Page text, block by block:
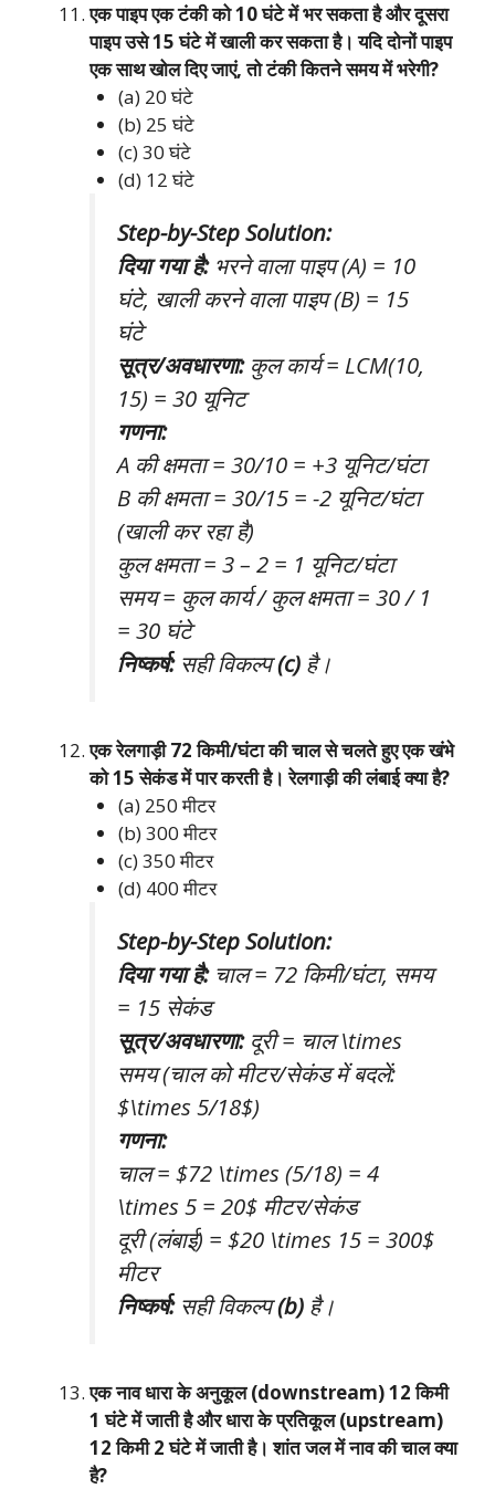
एक पाइप एक टंकी को 10 घंटे में भर सकता है और दूसरा
पाइप उसे 15 घंटे में खाली कर सकता है। यदि दोनों पाइप
एक साथ खोल दिए जाएं, तो टंकी कितने समय में भरेगी?
(a) 20 घंटे
(b) 25 घंटे
(c) 30 घंटे
(d) 12 घंटे
Step-by-Step Solution:
दिया गया है:भरने वाला पाइप (A) = 10
घंटे, खाली करने वाला पाइप (B) = 15
घंटे
सूत्र/अवधारणा:कुल कार्य = LCM(10,
15) = 30 यूनिट
गणना:
A की क्षमता = 30/10 = +3 यूनिट/घंटा
B की क्षमता = 30/15 = -2 यूनिट/घंटा
(खाली कर रहा है)
कुल क्षमता = 3 – 2 = 1 यूनिट/घंटा
समय = कुल कार्य / कुल क्षमता = 30 / 1
= 30 घंटे
निष्कर्ष:सही विकल्प(c) है।
एक रेलगाड़ी 72 किमी/घंटा की चाल से चलते हुए एक खंभे
को 15 सेकंड में पार करती है। रेलगाड़ी की लंबाई क्या है?
(a) 250 मीटर
(b) 300 मीटर
(c) 350 मीटर
(d) 400 मीटर
Step-by-Step Solution:
दिया गया है:चाल = 72 किमी/घंटा, समय
= 15 सेकंड
सूत्र/अवधारणा:दूरी = चाल \times
समय (चाल को मीटर/सेकंड में बदलें:
$\times 5/18$)
गणना:
चाल = $72 \times (5/18) = 4
\times 5 = 20$ मीटर/सेकंड
दूरी (लंबाई) = $20 \times 15 = 300$
मीटर
निष्कर्ष:सही विकल्प(b) है।
एक नाव धारा के अनुकूल (downstream) 12 किमी
1 घंटे में जाती है और धारा के प्रतिकूल (upstream)
12 किमी 2 घंटे में जाती है। शांत जल में नाव की चाल क्या
है?